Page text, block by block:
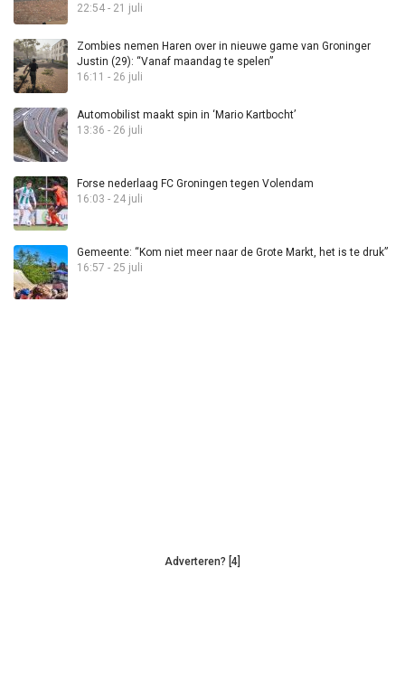
22:54 - 21 juli
Zombies nemen Haren over in nieuwe game van Groninger
Justin (29): “Vanaf maandag te spelen”
16:11 - 26 juli
Automobilist maakt spin in ‘Mario Kartbocht’
13:36 - 26 juli
Forse nederlaag FC Groningen tegen Volendam
16:03 - 24 juli
Gemeente: “Kom niet meer naar de Grote Markt, het is te druk”
16:57 - 25 juli
Adverteren? [4]